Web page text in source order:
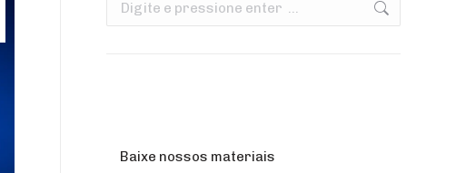
Baixe nossos materiais